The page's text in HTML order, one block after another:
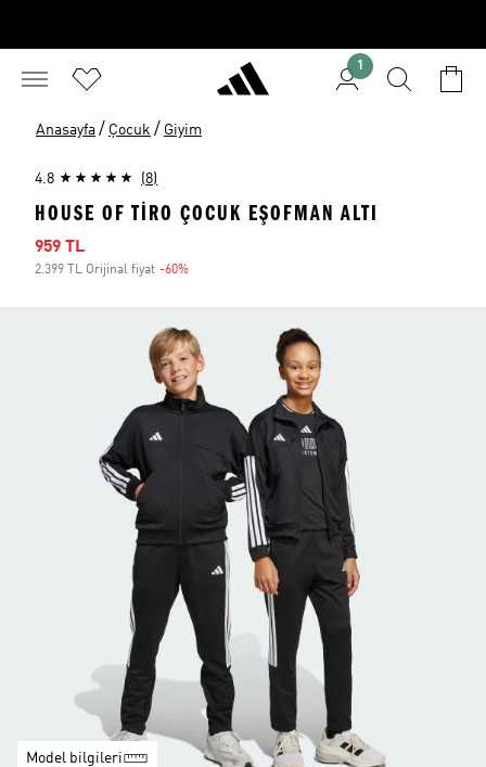
1
Anasayfa / Çocuk / Giyim
4.8 (8)
HOUSE OF TIRO ÇOCUK EŞOFMAN ALTI
İndirimli fiyat
959 TL
2.399 TL Orijinal fiyat -60%
Model bilgileri